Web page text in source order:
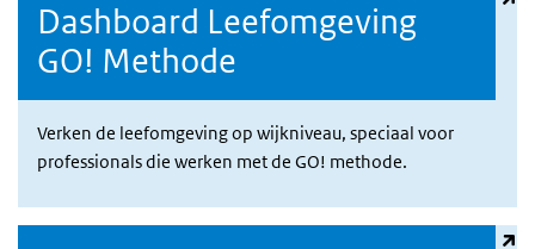
Dashboard Leefomgeving
GO! Methode
Verken de leefomgeving op wijkniveau, speciaal voor
professionals die werken met de GO! methode.